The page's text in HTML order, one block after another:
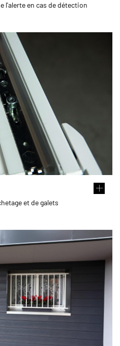
l'alerte en cas de détection
et de galets